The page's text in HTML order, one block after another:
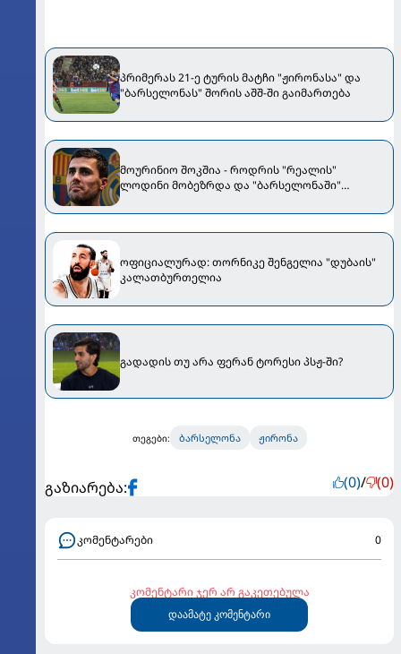
პრიმერას 21-ე ტურის მატჩი "ჟირონასა" და
"ბარსელონას" შორის აშშ-ში გაიმართება
მოურინიო შოკშია - როდრის "რეალის"
ლოდინი მობეზრდა და "ბარსელონაში"
ოფიციალურად: თორნიკე შენგელია "დუბაის"
კალათბურთელია
გადადის თუ არა ფერან ტორესი პსჟ-ში?
თეგები: ბარსელონა ჟირონა
გაზიარება: (0)/ (0)
კომენტარები 0
კომენტარი ჯერ არ გაკეთებულა
დაამატე კომენტარი